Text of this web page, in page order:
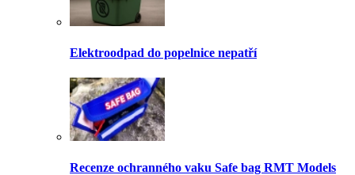
Elektroodpad do popelnice nepatří
Recenze ochranného vaku Safe bag RMT Models